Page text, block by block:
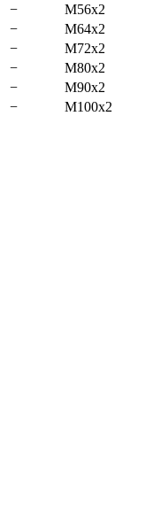
−
­M56x2
­−
M64x2
­−
M72x2
−
M80x2
−
M90x2
­−
M100x2